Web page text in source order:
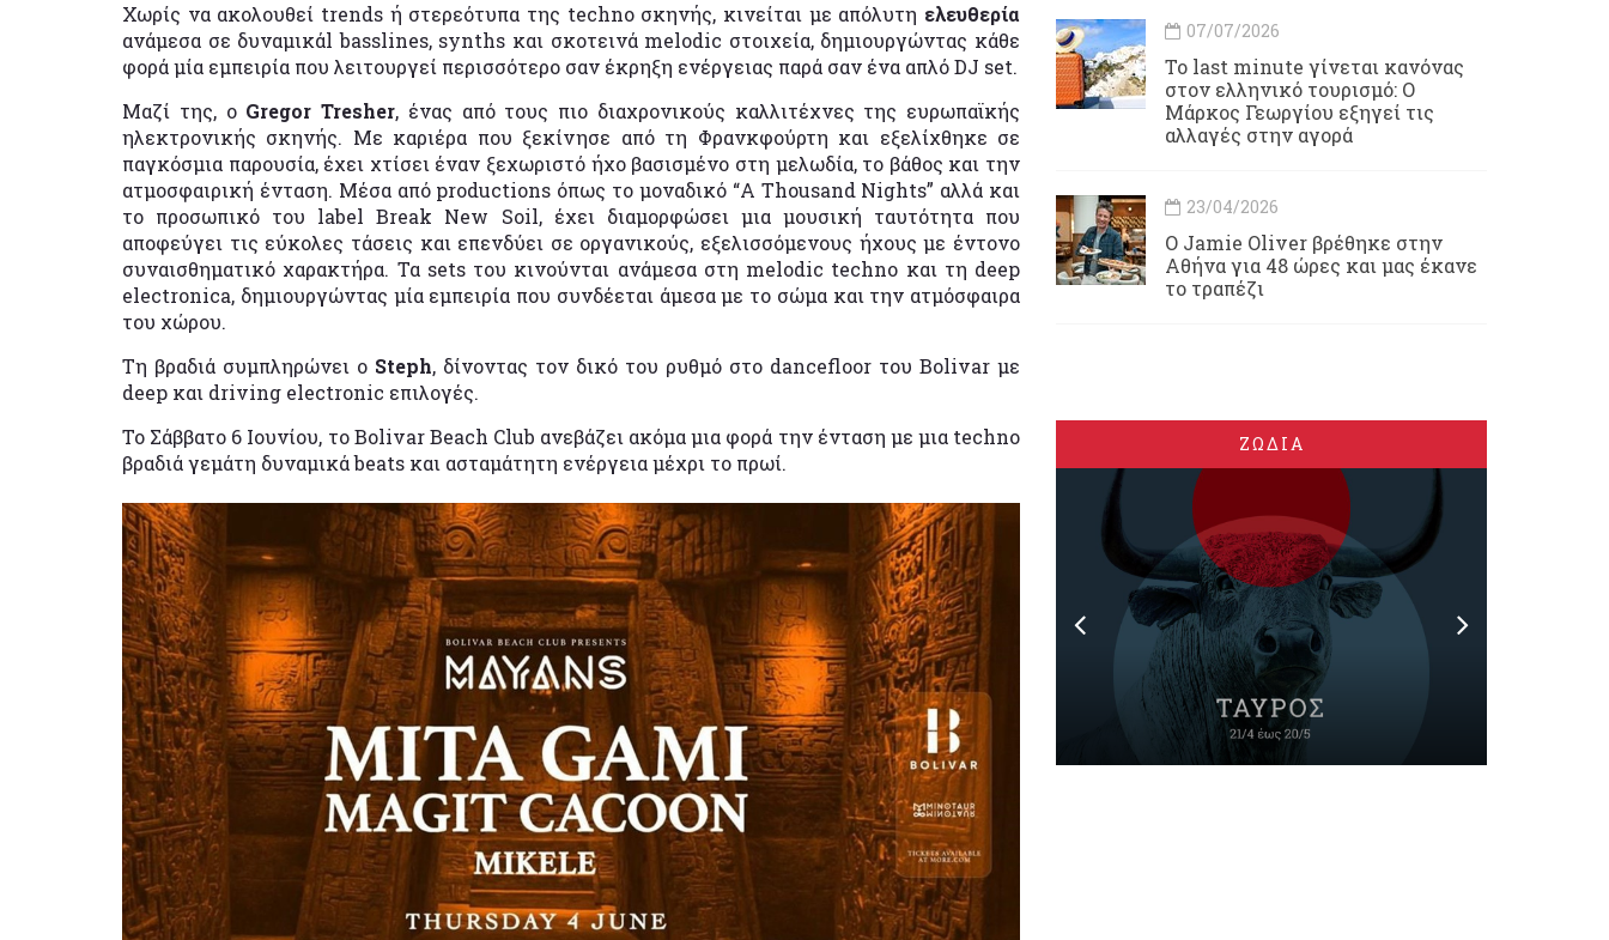
Χωρίς να ακολουθεί trends ή στερεότυπα της techno σκηνής, κινείται με απόλυτη ελευθερία
ανάμεσα σε δυναμικάl basslines, synths και σκοτεινά melodic στοιχεία, δημιουργώντας κάθε
φορά μία εμπειρία που λειτουργεί περισσότερο σαν έκρηξη ενέργειας παρά σαν ένα απλό DJ set.
Μαζί της, ο Gregor Tresher, ένας από τους πιο διαχρονικούς καλλιτέχνες της ευρωπαϊκής
ηλεκτρονικής σκηνής. Με καριέρα που ξεκίνησε από τη Φρανκφούρτη και εξελίχθηκε σε
παγκόσμια παρουσία, έχει χτίσει έναν ξεχωριστό ήχο βασισμένο στη μελωδία, το βάθος και την
ατμοσφαιρική ένταση. Μέσα από productions όπως το μοναδικό “A Thousand Nights” αλλά και
το προσωπικό του label Break New Soil, έχει διαμορφώσει μια μουσική ταυτότητα που
αποφεύγει τις εύκολες τάσεις και επενδύει σε οργανικούς, εξελισσόμενους ήχους με έντονο
συναισθηματικό χαρακτήρα. Τα sets του κινούνται ανάμεσα στη melodic techno και τη deep
electronica, δημιουργώντας μία εμπειρία που συνδέεται άμεσα με το σώμα και την ατμόσφαιρα
του χώρου.
Τη βραδιά συμπληρώνει ο Steph, δίνοντας τον δικό του ρυθμό στο dancefloor του Bolivar με
deep και driving electronic επιλογές.
Το Σάββατο 6 Ιουνίου, το Bolivar Beach Club ανεβάζει ακόμα μια φορά την ένταση με μια techno
βραδιά γεμάτη δυναμικά beats και ασταμάτητη ενέργεια μέχρι το πρωί.
07/07/2026
Το last minute γίνεται κανόνας
στον ελληνικό τουρισμό: Ο
Μάρκος Γεωργίου εξηγεί τις
αλλαγές στην αγορά
23/04/2026
Ο Jamie Oliver βρέθηκε στην
Αθήνα για 48 ώρες και μας έκανε
το τραπέζι
ΖΩΔΙΑ